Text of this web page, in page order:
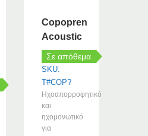
Copopren
Acoustic
Σε απόθεμα
SKU:
T#COP?
Ηχοαπορροφητικό
και
ηχομονωτικό
για